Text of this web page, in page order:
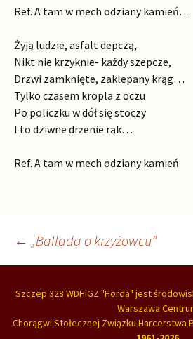
Ref. A tam w mech odziany kamień…
Żyją ludzie, asfalt depczą,
Nikt nie krzyknie- każdy szepcze,
Drzwi zamknięte, zaklepany krąg…
Tylko czasem kropla z oczu
Po policzku w dół się stoczy
I to dziwne drżenie rąk…
Ref. A tam w mech odziany kamień
Nawigacja
wpisu
← „Ballada o krzyżowcu”
Szczep 328 WDHiGZ "Horda" jest
Warszawa
Chorągwi Stołecznej Związku Harcerstwa